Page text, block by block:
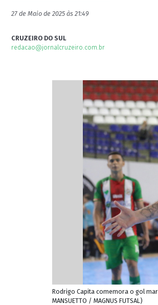
27 de Maio de 2025 às 21:49
CRUZEIRO DO SUL
redacao@jornalcruzeiro.com.br
Rodrigo Capita comemora o gol
MANSUETTO / MAGNUS FUTSAL)